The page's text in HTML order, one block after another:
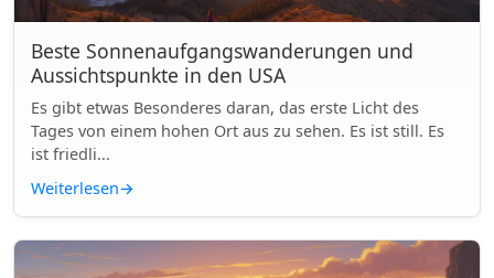
Beste Sonnenaufgangswanderungen und
Aussichtspunkte in den USA
Es gibt etwas Besonderes daran, das erste Licht des
Tages von einem hohen Ort aus zu sehen. Es ist still. Es
ist friedli...
Weiterlesen→